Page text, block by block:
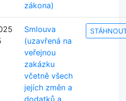
zákona)
Smlouva
(uzavřená na
veřejnou
zakázku
včetně všech
jejích změn a
dodatků a